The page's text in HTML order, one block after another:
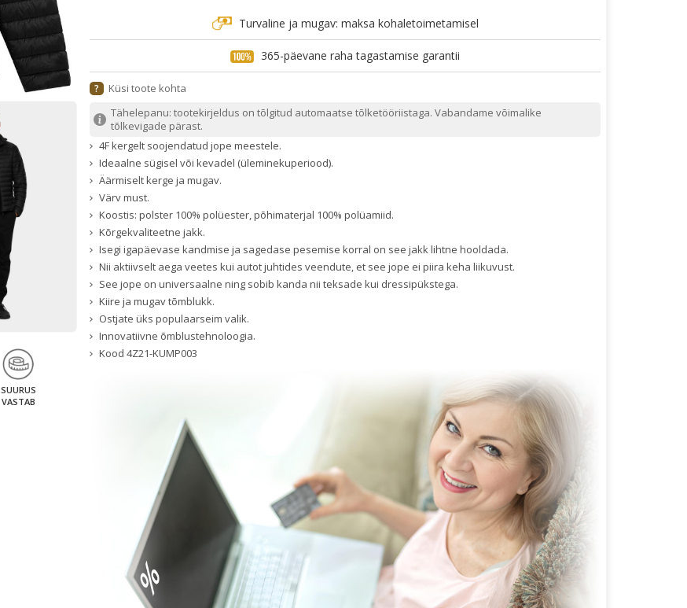
SUURUS
VASTAB
Turvaline ja mugav: maksa kohaletoimetamisel
365-päevane raha tagastamise garantii
?
Küsi toote kohta
Tähelepanu: tootekirjeldus on tõlgitud automaatse tõlketööriistaga. Vabandame võimalike
tõlkevigade pärast.
4F kergelt soojendatud jope meestele.
Ideaalne sügisel või kevadel (üleminekuperiood).
Äärmiselt kerge ja mugav.
Värv must.
Koostis: polster 100% polüester, põhimaterjal 100% polüamiid.
Kõrgekvaliteetne jakk.
Isegi igapäevase kandmise ja sagedase pesemise korral on see jakk lihtne hooldada.
Nii aktiivselt aega veetes kui autot juhtides veendute, et see jope ei piira keha liikuvust.
See jope on universaalne ning sobib kanda nii teksade kui dressipükstega.
Kiire ja mugav tõmblukk.
Ostjate üks populaarseim valik.
Innovatiivne õmblustehnoloogia.
Kood4Z21-KUMP003